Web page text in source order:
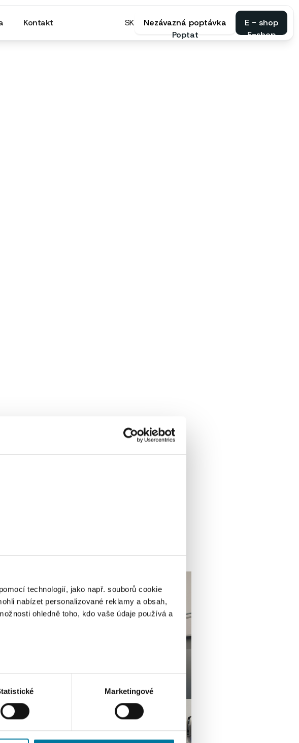
technologií, jako např. souborů cookie
nabízet personalizované reklamy a obsah,
ohledně toho, kdo vaše údaje používá a
charakteristiky (otisk prstu)
v
části s podrobnostmi. Svůj souhlas
Marketingové
Kontakt SK
Nezávazná poptávka
Poptat
E - shop
E-shop